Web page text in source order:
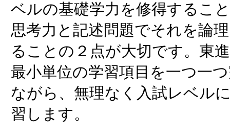
ベルの基礎学力を修得するこ
思考力と記述問題でそれを論
ることの２点が大切です。東
最小単位の学習項目を一つ一
ながら、無理なく入試レベル
習します。